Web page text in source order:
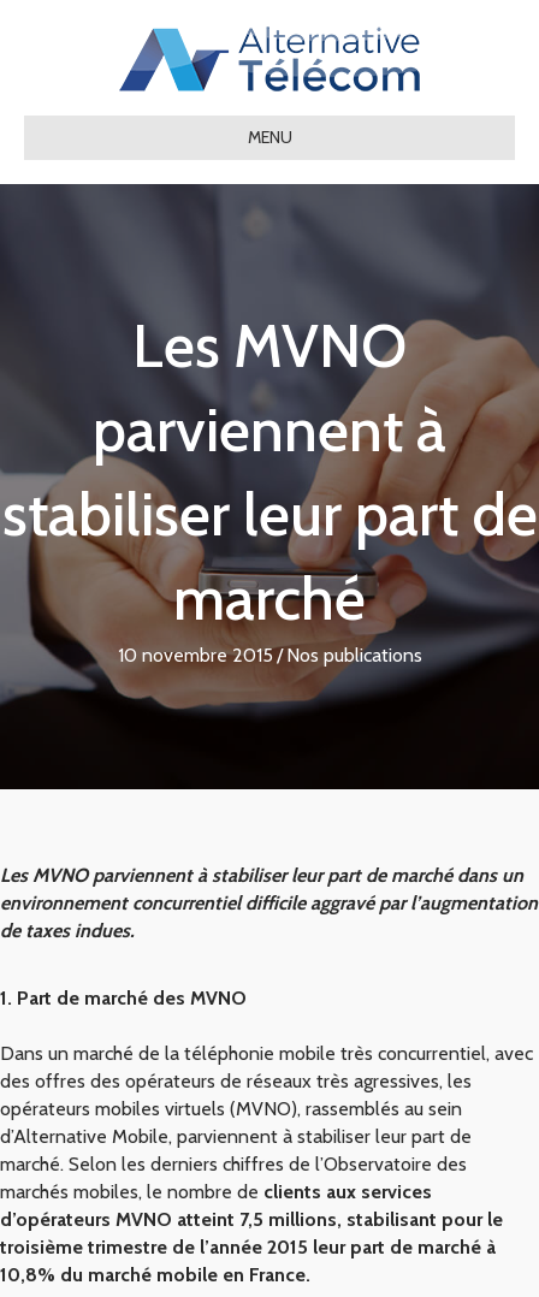
MENU
Les MVNO
parviennent à
stabiliser leur part de
marché
10 novembre 2015/ Nos publications
Les MVNO parviennent à stabiliser leur part de marché dans un
environnement concurrentiel difficile aggravé par l’augmentation
de taxes indues.
1. Part de marché des MVNO
Dans un marché de la téléphonie mobile très concurrentiel, avec
des offres des opérateurs de réseaux très agressives, les
opérateurs mobiles virtuels (MVNO), rassemblés au sein
d’Alternative Mobile, parviennent à stabiliser leur part de
marché. Selon les derniers chiffres de l’Observatoire des
marchés mobiles, le nombre de clients aux services
d’opérateurs MVNO atteint 7,5 millions, stabilisant pour le
troisième trimestre de l’année 2015 leur part de marché à
10,8% du marché mobile en France.